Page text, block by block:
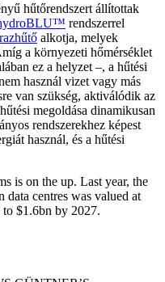
hűtőrendszert állítottak
rendszerrel
alkotja, melyek
a környezeti hőmérséklet
ez a helyzet –, a hűtési
használ vizet vagy más
van szükség, aktiválódik az
megoldása dinamikusan
rendszerekhez képest
használ, és a hűtési
is on the up. Last year, the
centres was valued at
to $1.6bn by 2027.